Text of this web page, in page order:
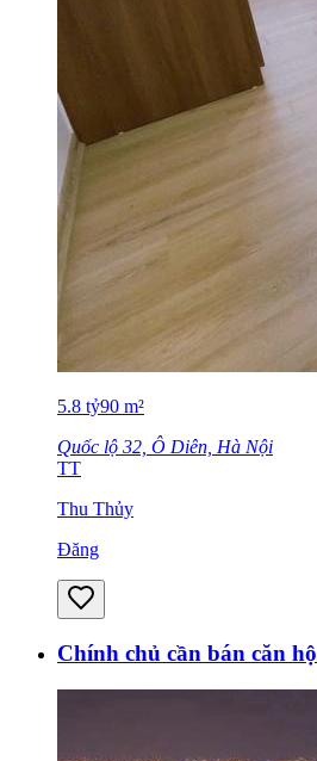
5.8 tỷ90 m²
Quốc lộ 32, Ô Diên, Hà Nội
TT
Thu Thủy
Đăng
Chính chủ cần bán căn